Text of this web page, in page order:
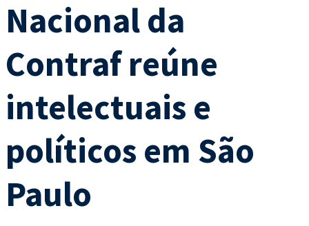
Nacional da
Contraf reúne
intelectuais e
políticos em São
Paulo